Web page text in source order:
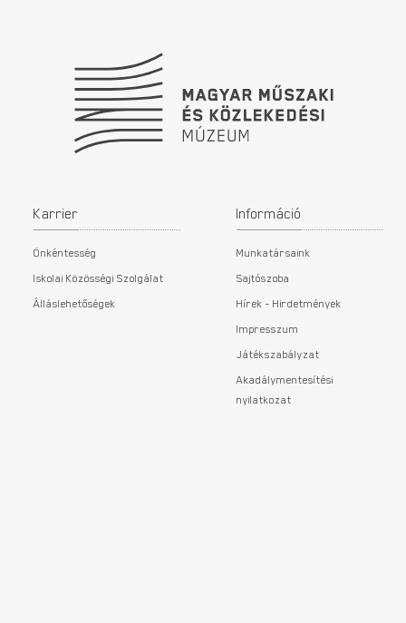
Karrier
Önkéntesség
Iskolai Közösségi Szolgálat
Álláslehetőségek
Információ
Munkatársaink
Sajtószoba
Hírek - Hirdetmények
Impresszum
Játékszabályzat
Akadálymentesítési
nyilatkozat